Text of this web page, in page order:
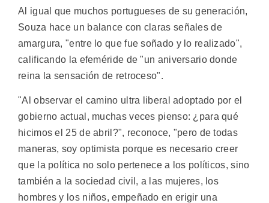
Al igual que muchos portugueses de su generación,
Souza hace un balance con claras señales de
amargura, "entre lo que fue soñado y lo realizado",
calificando la efeméride de "un aniversario donde
reina la sensación de retroceso".
"Al observar el camino ultra liberal adoptado por el
gobierno actual, muchas veces pienso: ¿para qué
hicimos el 25 de abril?", reconoce, "pero de todas
maneras, soy optimista porque es necesario creer
que la política no solo pertenece a los políticos, sino
también a la sociedad civil, a las mujeres, los
hombres y los niños, empeñado en erigir una